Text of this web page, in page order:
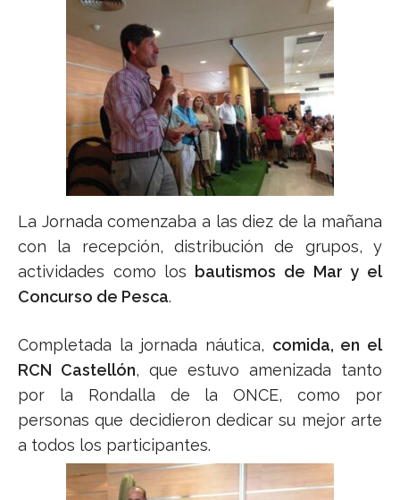
La Jornada comenzaba a las diez de la mañana
con la recepción, distribución de grupos, y
actividades como los bautismos de Mar y el
Concurso de Pesca.
Completada la jornada náutica, comida, en el
RCN Castellón, que estuvo amenizada tanto
por la Rondalla de la ONCE, como por
personas que decidieron dedicar su mejor arte
a todos los participantes.